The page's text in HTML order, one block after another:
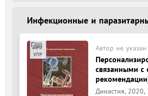
Инфекционные и
Автор не указан
связанными
Династия, 2020,